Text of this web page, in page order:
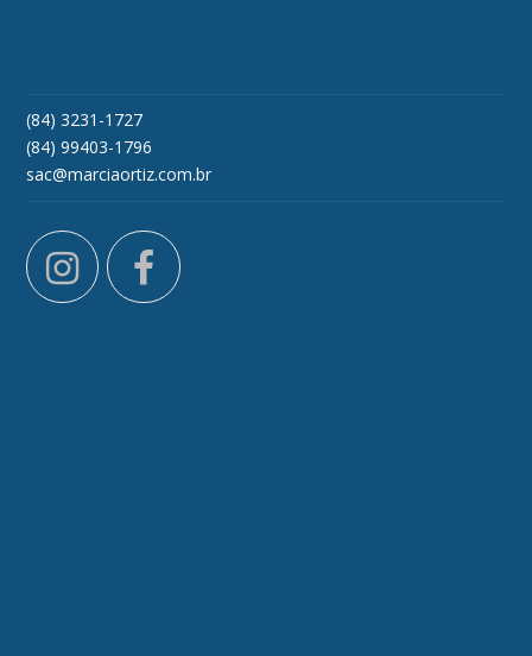
(84) 3231-1727
(84) 99403-1796
sac@marciaortiz.com.br
instagramfacebook